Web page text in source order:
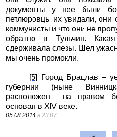
документы у нее были
петлюровцы их увидали, они
коммунисты и что они не
обратно в Тульчин.
сдерживала слезы. Шел
мы очень промокли.
[5]
Город Брацлав –
губернии (ныне
расположен на правом
основан в XIV веке.
05.08.2014 в 23:07